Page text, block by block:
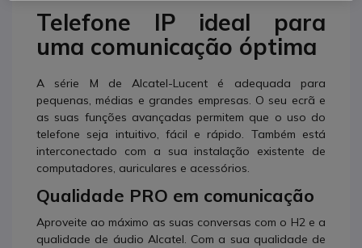
Telefone IP ideal para
uma comunicação óptima
A série M de Alcatel-Lucent é adequada para
pequenas, médias e grandes empresas. O seu ecrã e
as suas funções avançadas permitem que o uso do
telefone seja intuitivo, fácil e rápido. Também está
interconectado com a sua instalação existente de
computadores, auriculares e acessórios.
Qualidade PRO em comunicação
Aproveite ao máximo as suas conversas com o H2 e a
qualidade de áudio Alcatel. Com a sua qualidade de